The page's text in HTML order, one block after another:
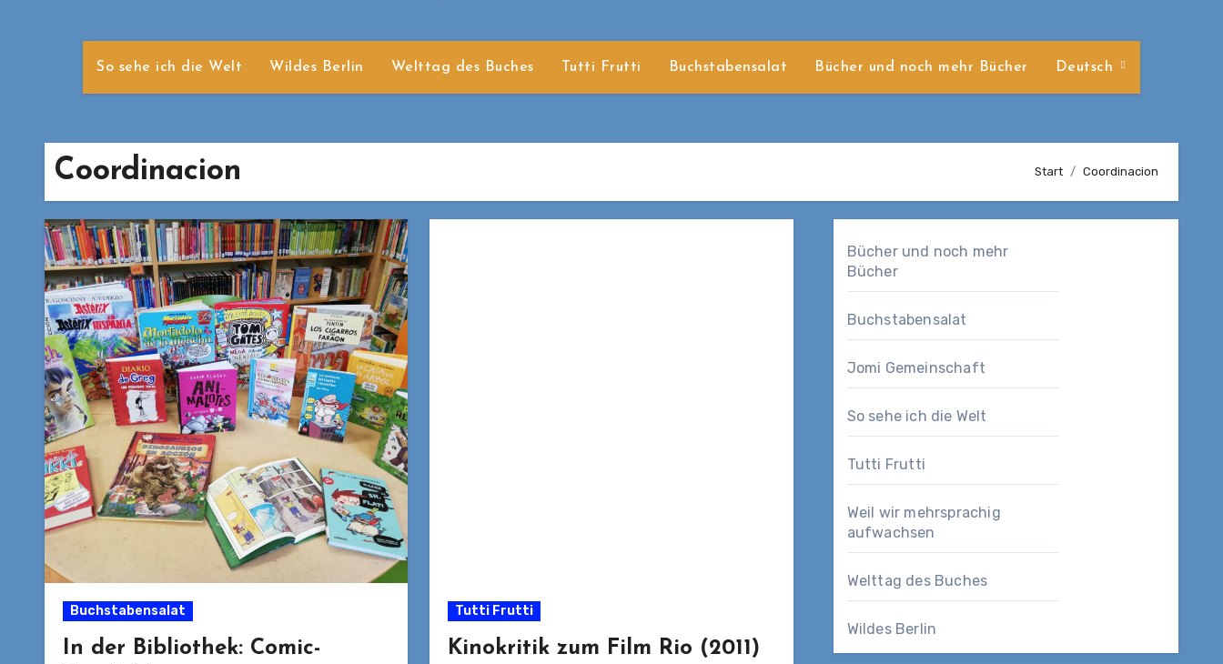
So sehe ich die Welt Wildes Berlin Welttag des Buches Tutti Frutti Buchstabensalat Bücher und noch mehr Bücher Deutsch
Coordinacion Start Coordinacion
Buchstabensalat
In der Bibliothek: Comic-
Tutti Frutti
Kinokritik zum Film Rio (2011)
Bücher und noch mehr
Bücher
Buchstabensalat
Jomi Gemeinschaft
So sehe ich die Welt
Tutti Frutti
Weil wir mehrsprachig
aufwachsen
Welttag des Buches
Wildes Berlin